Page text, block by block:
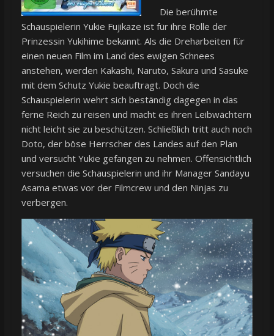
Die berühmte
Schauspielerin Yukie Fujikaze ist für ihre Rolle der
Prinzessin Yukihime bekannt. Als die Dreharbeiten für
einen neuen Film im Land des ewigen Schnees
anstehen, werden Kakashi, Naruto, Sakura und Sasuke
mit dem Schutz Yukie beauftragt. Doch die
Schauspielerin wehrt sich beständig dagegen in das
ferne Reich zu reisen und macht es ihren Leibwächtern
nicht leicht sie zu beschützen. Schließlich tritt auch noch
Doto, der böse Herrscher des Landes auf den Plan
und versucht Yukie gefangen zu nehmen. Offensichtlich
versuchen die Schauspielerin und ihr Manager Sandayu
Asama etwas vor der Filmcrew und den Ninjas zu
verbergen.